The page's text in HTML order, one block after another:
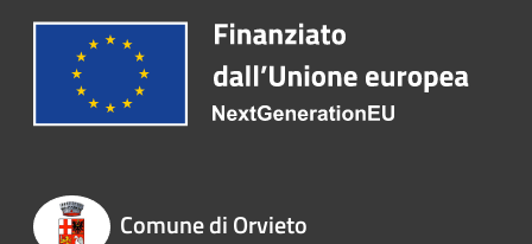
Comune di Orvieto